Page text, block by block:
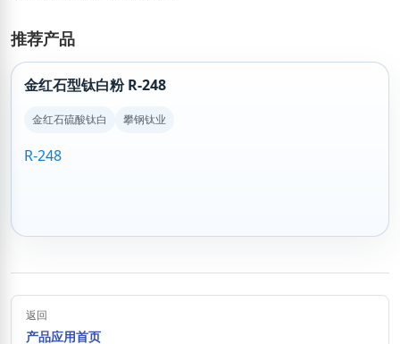
推荐产品
金红石型钛白粉 R-248
金红石硫酸钛白 攀钢钛业
R-248
返回
产品应用首页